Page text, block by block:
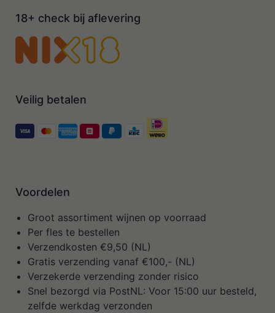
18+ check bij aflevering
Veilig betalen
Voordelen
Groot assortiment wijnen op voorraad
Per fles te bestellen
Verzendkosten €9,50 (NL)
Gratis verzending vanaf €100,- (NL)
Verzekerde verzending zonder risico
Snel bezorgd via PostNL: Voor 15:00 uur besteld,
zelfde werkdag verzonden